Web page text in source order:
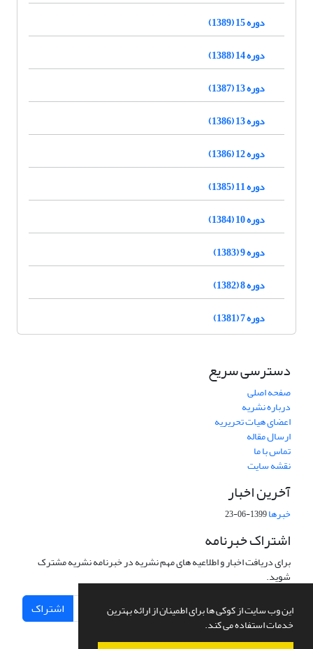
این وب سایت از کوکی ها برای اطمینان از ارائه بهترین
خدمات استفاده می کند.
دوره 15 (1389)
دوره 14 (1388)
دوره 13 (1387)
دوره 13 (1386)
دوره 12 (1386)
دوره 11 (1385)
دوره 10 (1384)
دوره 9 (1383)
دوره 8 (1382)
دوره 7 (1381)
دسترسی سریع
صفحه اصلی
درباره نشریه
اعضای هیات تحریریه
ارسال مقاله
تماس با ما
نقشه سایت
آخرین اخبار
خبرها1399-06-23
اشتراک خبرنامه
برای دریافت اخبار و اطلاعیه های مهم نشریه در خبرنامه نشریه مشترک
شوید.
اشتراک